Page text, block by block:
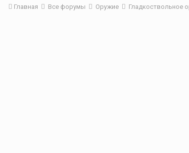
Главная Все форумы Оружие Гладкоствольное